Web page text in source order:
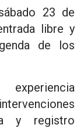
23 de
libre y
de los
y registro